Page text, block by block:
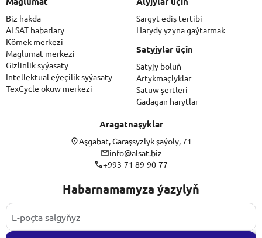
Biz hakda
ALSAT habarlary
Kömek merkezi
Maglumat merkezi
Gizlinlik syýasaty
Intellektual eýeçilik syýasaty
TexCycle okuw merkezi
Sargyt ediş tertibi
Harydy yzyna gaýtarmak
Satyjylar üçin
Satyjy boluň
Artykmaçlyklar
Satuw şertleri
Gadagan harytlar
Aragatnaşyklar
Aşgabat, Garaşsyzlyk şaýoly, 71
info@alsat.biz
+993-71 89-90-77
Habarnamamyza ýazylyň